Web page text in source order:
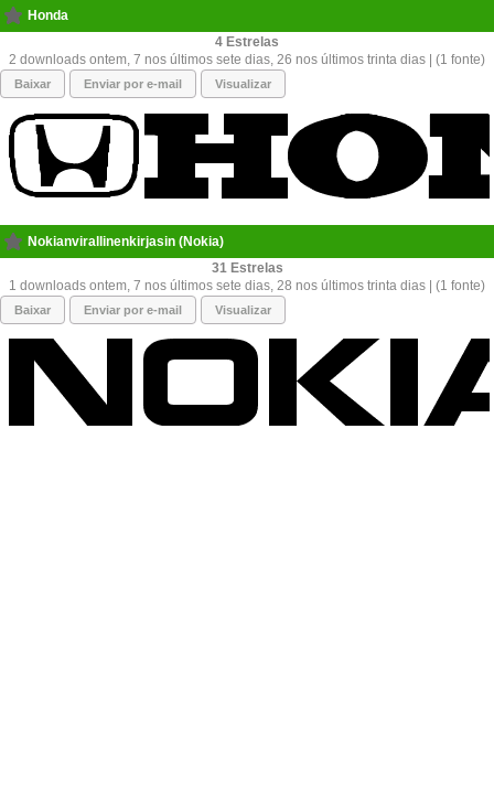
Honda
4
2 downloads ontem, 7 nos últimos sete dias, 26 nos últimos trinta dias | (1 fonte)
Baixar Enviar por e-mail Visualizar
Nokianvirallinenkirjasin (Nokia)
31
1 downloads ontem, 7 nos últimos sete dias, 28 nos últimos trinta dias | (1 fonte)
Baixar Enviar por e-mail Visualizar